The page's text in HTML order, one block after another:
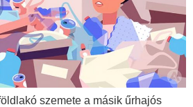
szemete a másik űrhajós